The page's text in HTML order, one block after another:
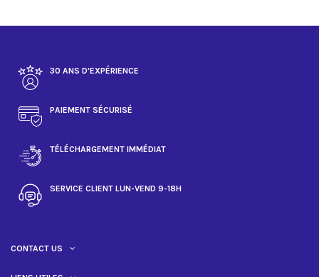
30 ANS D'EXPÉRIENCE
PAIEMENT SÉCURISÉ
TÉLÉCHARGEMENT IMMÉDIAT
SERVICE CLIENT LUN-VEND 9-18H
CONTACT US